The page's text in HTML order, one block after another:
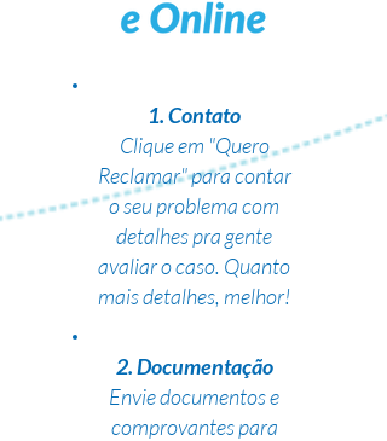
1. Contato
Clique em "Quero
Reclamar" para contar
o seu problema com
detalhes pra gente
avaliar o caso. Quanto
mais detalhes, melhor!
2. Documentação
Envie documentos e
comprovantes para